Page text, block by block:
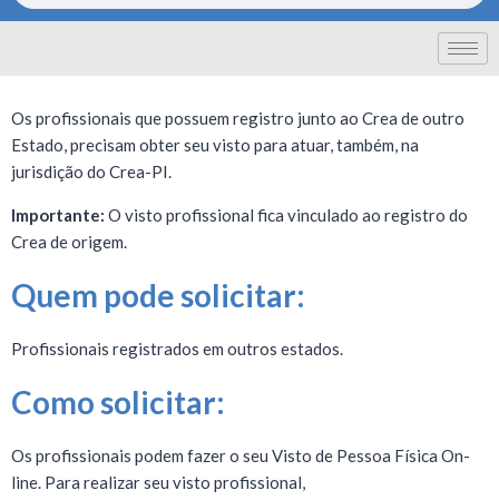
Os profissionais que possuem registro junto ao Crea de outro
Estado, precisam obter seu visto para atuar, também, na
jurisdição do Crea-PI.
Importante: O visto profissional fica vinculado ao registro do
Crea de origem.
Quem pode solicitar:
Profissionais registrados em outros estados.
Como solicitar:
Os profissionais podem fazer o seu Visto de Pessoa Física On-
line. Para realizar seu visto profissional,